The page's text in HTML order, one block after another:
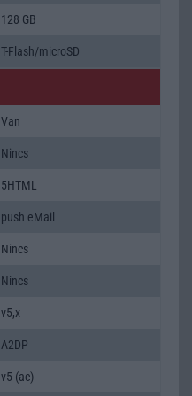
128 GB
T-Flash/microSD
Van
Nincs
5HTML
push eMail
Nincs
Nincs
v5,x
A2DP
v5 (ac)